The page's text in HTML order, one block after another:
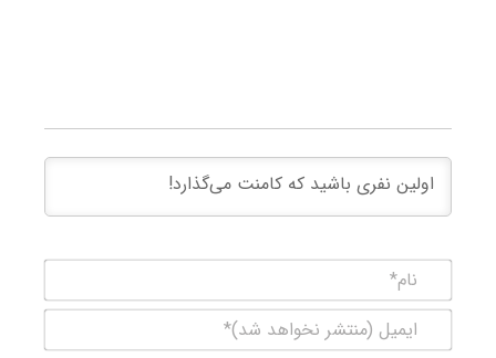
(منتشر